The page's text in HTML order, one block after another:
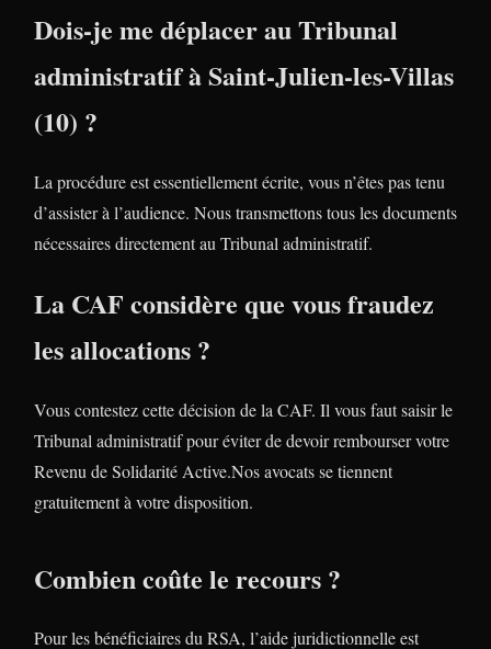
Dois-je me déplacer au Tribunal
administratif à Saint-Julien-les-Villas
(10) ?
La procédure est essentiellement écrite, vous n’êtes pas tenu
d’assister à l’audience. Nous transmettons tous les documents
nécessaires directement au Tribunal administratif.
La CAF considère que vous fraudez
les allocations ?
Vous contestez cette décision de la CAF. Il vous faut saisir le
Tribunal administratif pour éviter de devoir rembourser votre
Revenu de Solidarité Active.Nos avocats se tiennent
gratuitement à votre disposition.
Combien coûte le recours ?
Pour les bénéficiaires du RSA, l’aide juridictionnelle est